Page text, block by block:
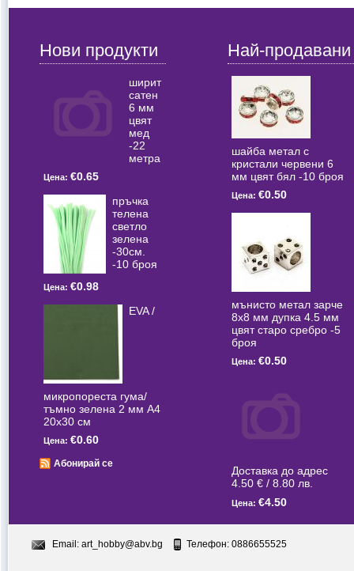
Нови продукти
ширит
сатен
6 мм
цвят
мед
-22
метра
Цена: €0.65
пръчка
телена
светлo
зелена
-30см.
-10 броя
Цена: €0.98
EVA /
микропореста гума/
тъмно зелена 2 мм А4
20x30 см
Цена: €0.60
Абонирай се
Най-продавани
шайба метал с
кристали червени 6
мм цвят бял -10 броя
Цена: €0.50
мънисто метал зарче
8x8 мм дупка 4.5 мм
цвят старо сребро -5
броя
Цена: €0.50
Доставка до адрес
4.50 € / 8.80 лв.
Цена: €4.50
Email: art_hobby@abv.bg Телефон: 0886655525